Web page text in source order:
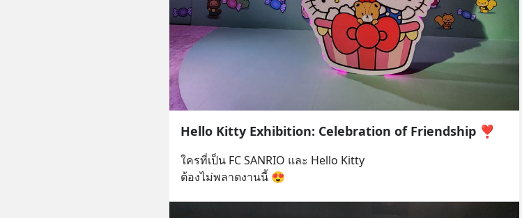
Hello Kitty Exhibition: Celebration of Friendship ❣️
ใครที่เป็น FC SANRIO และ Hello Kitty
ต้องไม่พลาดงานนี้ 😍